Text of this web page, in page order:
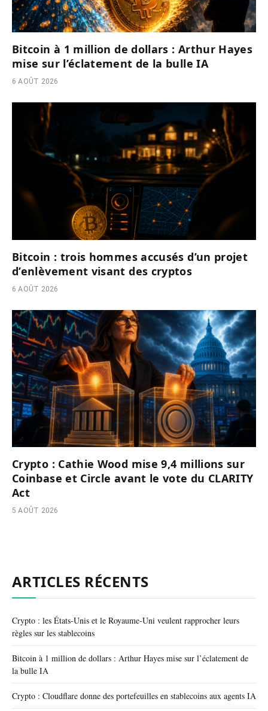
Bitcoin à 1 million de dollars : Arthur Hayes
mise sur l’éclatement de la bulle IA
6 AOÛT 2026
Bitcoin : trois hommes accusés d’un projet
d’enlèvement visant des cryptos
6 AOÛT 2026
Crypto : Cathie Wood mise 9,4 millions sur
Coinbase et Circle avant le vote du CLARITY
Act
5 AOÛT 2026
ARTICLES RÉCENTS
Crypto : les États-Unis et le Royaume-Uni veulent rapprocher leurs
règles sur les stablecoins
Bitcoin à 1 million de dollars : Arthur Hayes mise sur l’éclatement de
la bulle IA
Crypto : Cloudflare donne des portefeuilles en stablecoins aux agents IA